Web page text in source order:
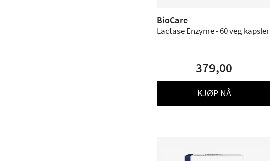
BioCare
Lactase Enzyme - 60 veg kapsler
379,00
KJØP NÅ